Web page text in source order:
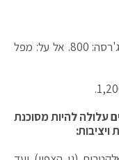
יהודיה: 440. זאכי: 720. משושים: 650 . מג'רסה: 800. אל על: מפל
עלולה להיות מסוכנת
ויציבות: